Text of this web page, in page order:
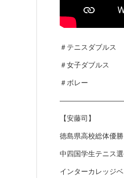
＃テニスダブルス
＃女子ダブルス
＃ボレー
【安藤司】
徳島県高校総体優勝
中四国学生テニス
インターカレッジ